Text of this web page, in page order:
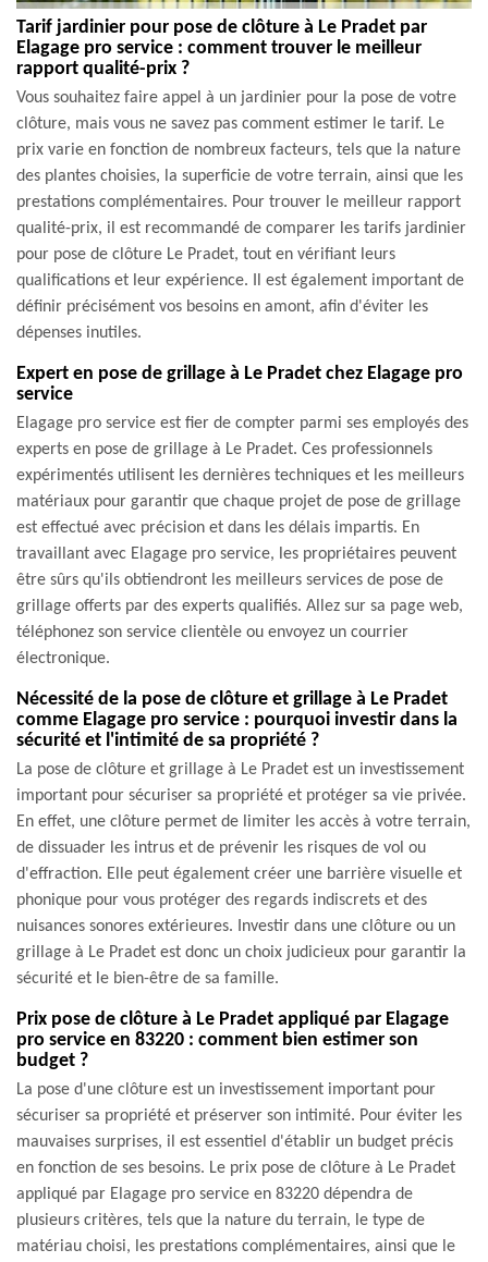
Tarif jardinier pour pose de clôture à Le Pradet par
Elagage pro service : comment trouver le meilleur
rapport qualité-prix ?
Vous souhaitez faire appel à un jardinier pour la pose de votre
clôture, mais vous ne savez pas comment estimer le tarif. Le
prix varie en fonction de nombreux facteurs, tels que la nature
des plantes choisies, la superficie de votre terrain, ainsi que les
prestations complémentaires. Pour trouver le meilleur rapport
qualité-prix, il est recommandé de comparer les tarifs jardinier
pour pose de clôture Le Pradet, tout en vérifiant leurs
qualifications et leur expérience. Il est également important de
définir précisément vos besoins en amont, afin d'éviter les
dépenses inutiles.
Expert en pose de grillage à Le Pradet chez Elagage pro
service
Elagage pro service est fier de compter parmi ses employés des
experts en pose de grillage à Le Pradet. Ces professionnels
expérimentés utilisent les dernières techniques et les meilleurs
matériaux pour garantir que chaque projet de pose de grillage
est effectué avec précision et dans les délais impartis. En
travaillant avec Elagage pro service, les propriétaires peuvent
être sûrs qu'ils obtiendront les meilleurs services de pose de
grillage offerts par des experts qualifiés. Allez sur sa page web,
téléphonez son service clientèle ou envoyez un courrier
électronique.
Nécessité de la pose de clôture et grillage à Le Pradet
comme Elagage pro service : pourquoi investir dans la
sécurité et l'intimité de sa propriété ?
La pose de clôture et grillage à Le Pradet est un investissement
important pour sécuriser sa propriété et protéger sa vie privée.
En effet, une clôture permet de limiter les accès à votre terrain,
de dissuader les intrus et de prévenir les risques de vol ou
d'effraction. Elle peut également créer une barrière visuelle et
phonique pour vous protéger des regards indiscrets et des
nuisances sonores extérieures. Investir dans une clôture ou un
grillage à Le Pradet est donc un choix judicieux pour garantir la
sécurité et le bien-être de sa famille.
Prix pose de clôture à Le Pradet appliqué par Elagage
pro service en 83220 : comment bien estimer son
budget ?
La pose d'une clôture est un investissement important pour
sécuriser sa propriété et préserver son intimité. Pour éviter les
mauvaises surprises, il est essentiel d'établir un budget précis
en fonction de ses besoins. Le prix pose de clôture à Le Pradet
appliqué par Elagage pro service en 83220 dépendra de
plusieurs critères, tels que la nature du terrain, le type de
matériau choisi, les prestations complémentaires, ainsi que le